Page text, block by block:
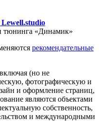
Lewell.studio
тюнинга «Динамик»
рекомендательные
(но не
фотографическую и
и оформление страниц,
являются объектами
собственность,
и международными